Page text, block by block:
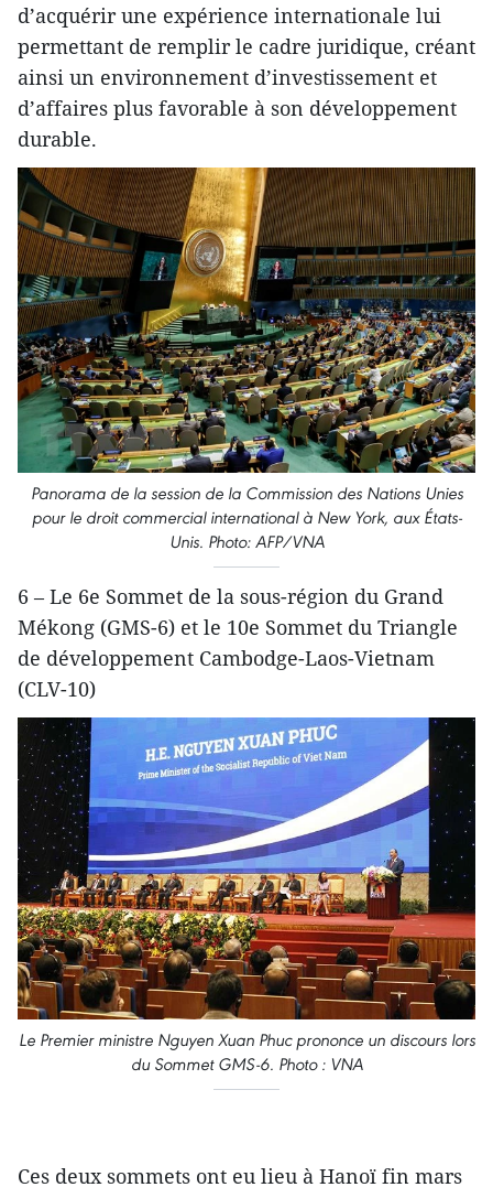
d’acquérir une expérience internationale lui
permettant de remplir le cadre juridique, créant
ainsi un environnement d’investissement et
d’affaires plus favorable à son développement
durable.
Panorama de la session de la Commission des Nations Unies
pour le droit commercial international à New York, aux États-
Unis. Photo: AFP/VNA
6 – Le 6e Sommet de la sous-région du Grand
Mékong (GMS-6) et le 10e Sommet du Triangle
de développement Cambodge-Laos-Vietnam
(CLV-10)
Le Premier ministre Nguyen Xuan Phuc prononce un discours lors
du Sommet GMS-6. Photo : VNA
Ces deux sommets ont eu lieu à Hanoï fin mars